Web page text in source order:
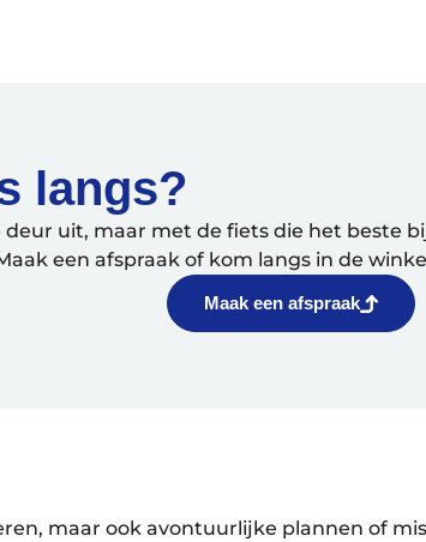
langs?
uit, maar met de fiets die het beste
een afspraak of kom langs in de
Maak een afspraak
maar ook avontuurlijke plannen of